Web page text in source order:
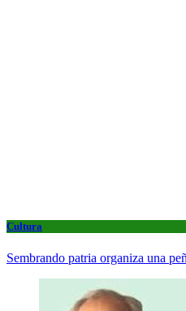
Cultura
Sembrando patria organiza una